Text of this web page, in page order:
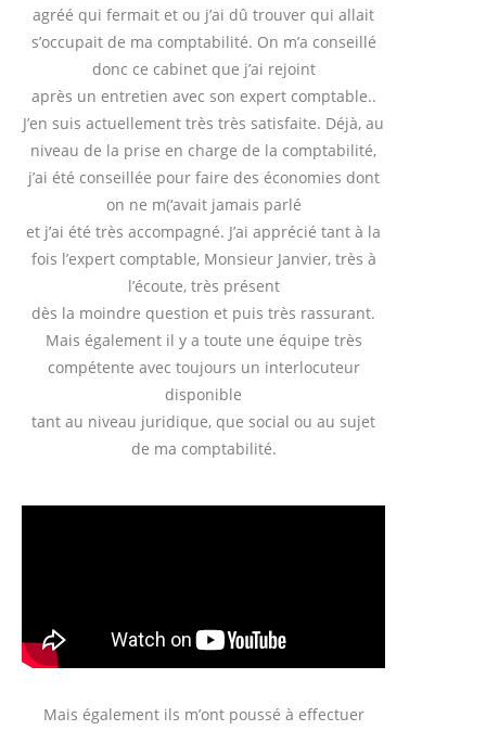
agréé qui fermait et ou j’ai dû trouver qui allait
s’occupait de ma comptabilité. On m’a conseillé
donc ce cabinet que j’ai rejoint
après un entretien avec son expert comptable..
J’en suis actuellement très très satisfaite. Déjà, au
niveau de la prise en charge de la comptabilité,
j’ai été conseillée pour faire des économies dont
on ne m(‘avait jamais parlé
et j’ai été très accompagné. J’ai apprécié tant à la
fois l’expert comptable, Monsieur Janvier, très à
l’écoute, très présent
dès la moindre question et puis très rassurant.
Mais également il y a toute une équipe très
compétente avec toujours un interlocuteur
disponible
tant au niveau juridique, que social ou au sujet
de ma comptabilité.
Mais également ils m’ont poussé à effectuer